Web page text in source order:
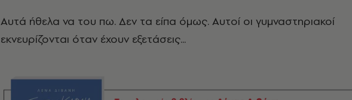
Αυτά ήθελα να του πω. Δεν τα είπα όμως. Αυτοί οι γυμναστηριακοί
εκνευρίζονται όταν έχουν εξετάσεις...